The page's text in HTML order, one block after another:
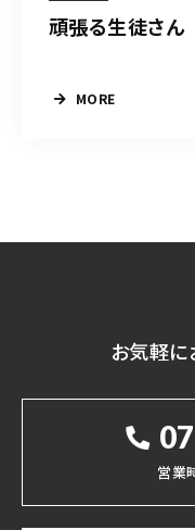
頑張る生徒さん
MORE
お気軽に
営業